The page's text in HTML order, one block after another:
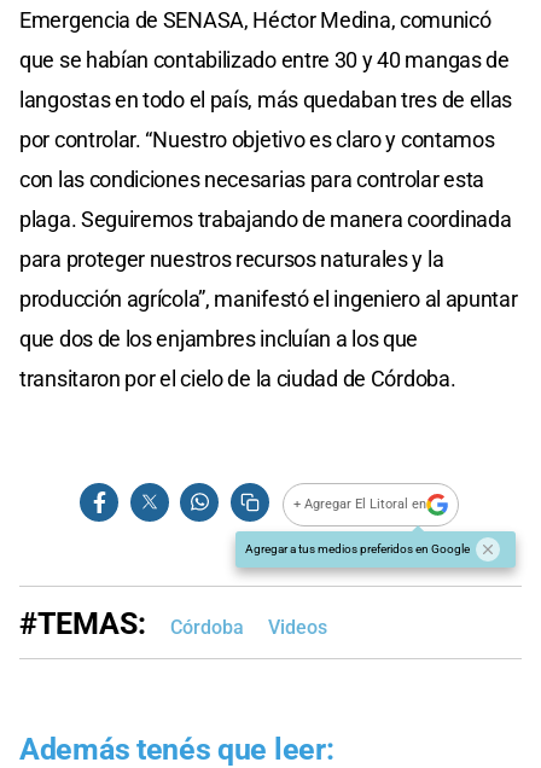
Emergencia de SENASA, Héctor Medina, comunicó
que se habían contabilizado entre 30 y 40 mangas de
langostas en todo el país, más quedaban tres de ellas
por controlar. “Nuestro objetivo es claro y contamos
con las condiciones necesarias para controlar esta
plaga. Seguiremos trabajando de manera coordinada
para proteger nuestros recursos naturales y la
producción agrícola”, manifestó el ingeniero al apuntar
que dos de los enjambres incluían a los que
transitaron por el cielo de la ciudad de Córdoba.
+ Agregar El Litoral en
Agregar a tus medios preferidos en Google
#TEMAS: Córdoba Videos
Además tenés que leer: